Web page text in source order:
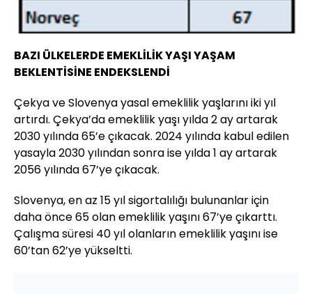
BAZI ÜLKELERDE EMEKLİLİK YAŞI YAŞAM
BEKLENTİSİNE ENDEKSLENDİ
Çekya ve Slovenya yasal emeklilik yaşlarını iki yıl
artırdı. Çekya’da emeklilik yaşı yılda 2 ay artarak
2030 yılında 65’e çıkacak. 2024 yılında kabul edilen
yasayla 2030 yılından sonra ise yılda 1 ay artarak
2056 yılında 67’ye çıkacak.
Slovenya, en az 15 yıl sigortalılığı bulunanlar için
daha önce 65 olan emeklilik yaşını 67’ye çıkarttı.
Çalışma süresi 40 yıl olanların emeklilik yaşını ise
60’tan 62’ye yükseltti.